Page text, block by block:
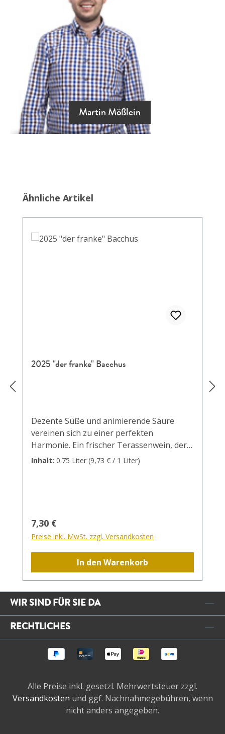
Martin Mößlein
Produktgalerie überspringen
Ähnliche Artikel
2025 "der franke" Bacchus
Dezente Süße und animierende Säure
vereinen sich zu einer perfekten
Harmonie. Ein frischer Terassenwein, der
Lust auf das zweite Glas macht.
Inhalt: 0.75 Liter (9,73 € / 1 Liter)
Regulärer Preis:
7,30 €
Preise inkl. MwSt. zzgl. Versandkosten
In den Warenkorb
WIR SIND FÜR SIE DA
RECHTLICHES
Alle Preise inkl. gesetzl. Mehrwertsteuer zzgl.
Versandkosten und ggf. Nachnahmegebühren, wenn
nicht anders angegeben.